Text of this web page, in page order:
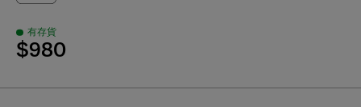
有存貨
$980